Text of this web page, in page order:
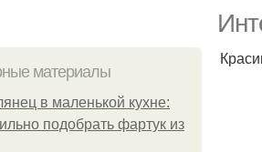
материалы
в маленькой кухне:
подобрать фартук из